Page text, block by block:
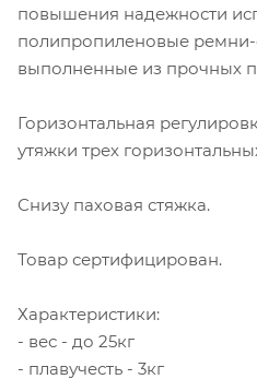
повышения надежности
полипропиленовые
выполненные из прочных
Горизонтальная
утяжки трех
Снизу паховая стяжка.
Товар сертифицирован.
Характеристики:
- вес - до 25кг
- плавучесть - 3кг